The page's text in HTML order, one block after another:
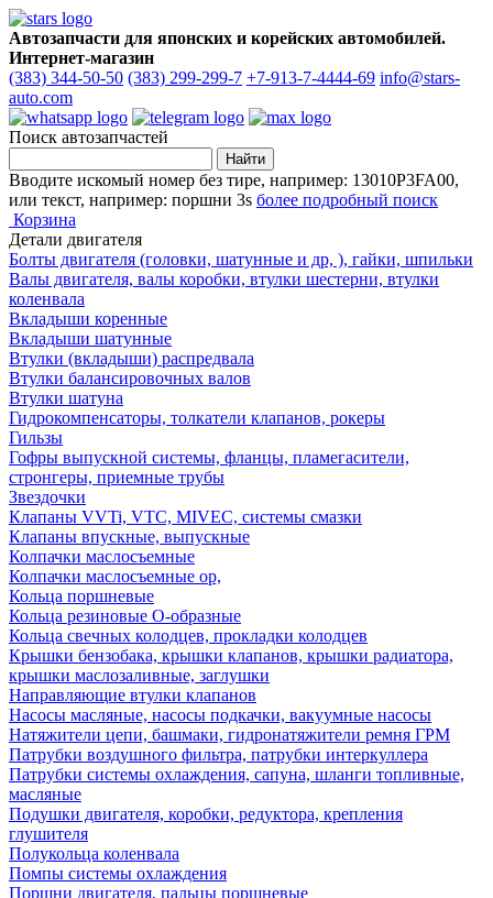
Автозапчасти для японских и корейских автомобилей.
Интернет-магазин
(383) 344-50-50 (383) 299-299-7 +7-913-7-4444-69 info@stars-
auto.com
Поиск автозапчастей
Вводите искомый номер без тире, например: 13010P3FA00,
или текст, например: поршни 3s более подробный поиск
Корзина
Детали двигателя
Болты двигателя (головки, шатунные и др, ), гайки, шпильки
Валы двигателя, валы коробки, втулки шестерни, втулки
коленвала
Вкладыши коренные
Вкладыши шатунные
Втулки (вкладыши) распредвала
Втулки балансировочных валов
Втулки шатуна
Гидрокомпенсаторы, толкатели клапанов, рокеры
Гильзы
Гофры выпускной системы, фланцы, пламегасители,
стронгеры, приемные трубы
Звездочки
Клапаны VVTi, VTC, MIVEC, системы смазки
Клапаны впускные, выпускные
Колпачки маслосъемные
Колпачки маслосъемные ор,
Кольца поршневые
Кольца резиновые О-образные
Кольца свечных колодцев, прокладки колодцев
Крышки бензобака, крышки клапанов, крышки радиатора,
крышки маслозаливные, заглушки
Направляющие втулки клапанов
Насосы масляные, насосы подкачки, вакуумные насосы
Натяжители цепи, башмаки, гидронатяжители ремня ГРМ
Патрубки воздушного фильтра, патрубки интеркуллера
Патрубки системы охлаждения, сапуна, шланги топливные,
масляные
Подушки двигателя, коробки, редуктора, крепления
глушителя
Полукольца коленвала
Помпы системы охлаждения
Поршни двигателя, пальцы поршневые